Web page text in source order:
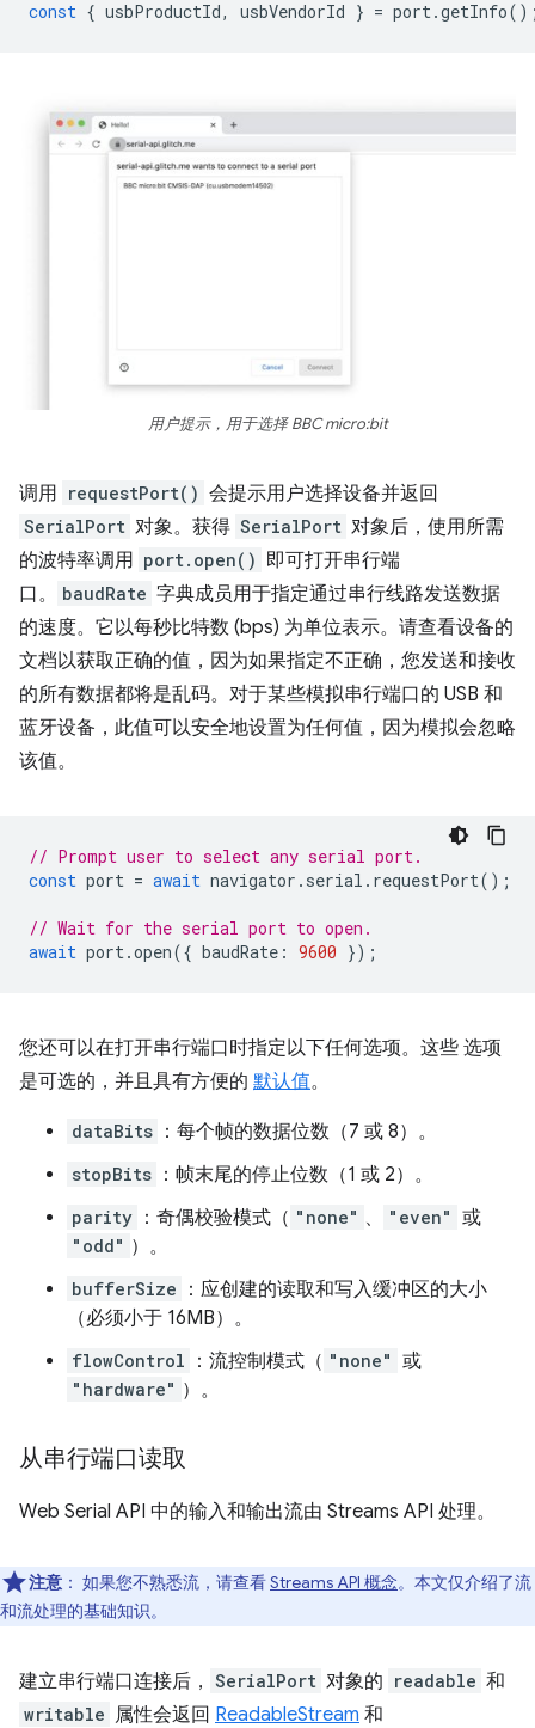
const { usbProductId, usbVendorId } = port.getInfo
用户提示，用于选择 BBC micro:bit
调用 requestPort() 会提示用户选择设备并返回
SerialPort 对象。获得 SerialPort 对象后，使用所需
的波特率调用 port.open() 即可打开串行端
口。
baudRate 字典成员用于指定通过串行线路发送数据
的速度。它以每秒比特数 (bps) 为单位表示。请查看设备的
文档以获取正确的值，因为如果指定不正确，您发送和接收
的所有数据都将是乱码。对于某些模拟串行端口的 USB 和
蓝牙设备，此值可以安全地设置为任何值，因为模拟会忽略
该值。
// Prompt user to select any serial port.
const port = await navigator . serial . requestPort();
// Wait for the serial port to open.
await port.open({ baudRate : 9600 });
您还可以在打开串行端口时指定以下任何选项。这些 选项
是可选的，并且具有方便的 默认值。
dataBits ：每个帧的数据位数（7 或 8）。
stopBits ：帧末尾的停止位数（1 或 2）。
parity ：奇偶校验模式（ "none" 、 "even" 或
"odd" ）。
bufferSize
：应创建的读取和写入缓冲区的大小
（必须小于 16MB）。
flowControl ：流控制模式（ "none" 或
"hardware" ）。
从串行端口读取
Web Serial API 中的输入和输出流由 Streams API 处理。
注意 ： 如果您不熟悉流，请查看Streams API 概念。本文仅介绍了流
和流处理的基础知识。
建立串行端口连接后， SerialPort 对象的 readable 和
writable 属性会返回 ReadableStream 和